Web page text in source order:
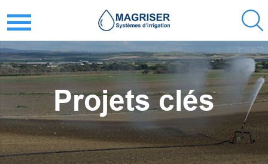
Projets clés